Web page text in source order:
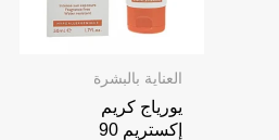
العناية بالبشرة
يورياج كريم
إكستريم 90